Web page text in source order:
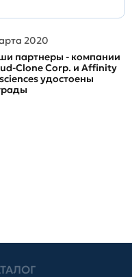
2020
партнеры - компании
Clone Corp. и Affinity
удостоены